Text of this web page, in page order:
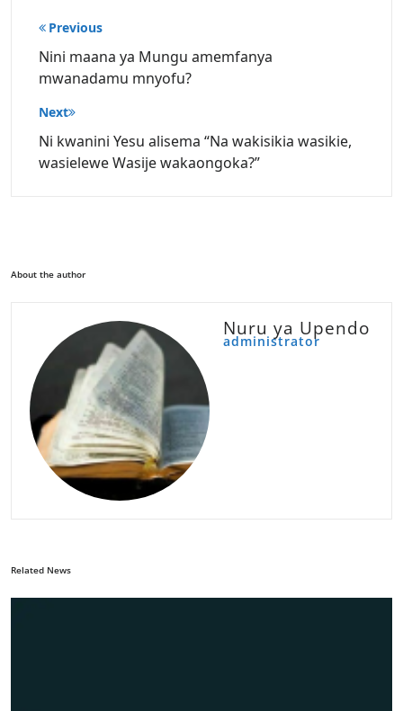
Post
navigation
Previous
Nini maana ya Mungu amemfanya
mwanadamu mnyofu?
Next
Ni kwanini Yesu alisema “Na wakisikia wasikie,
wasielewe Wasije wakaongoka?”
About the author
Nuru ya Upendo
administrator
Related News